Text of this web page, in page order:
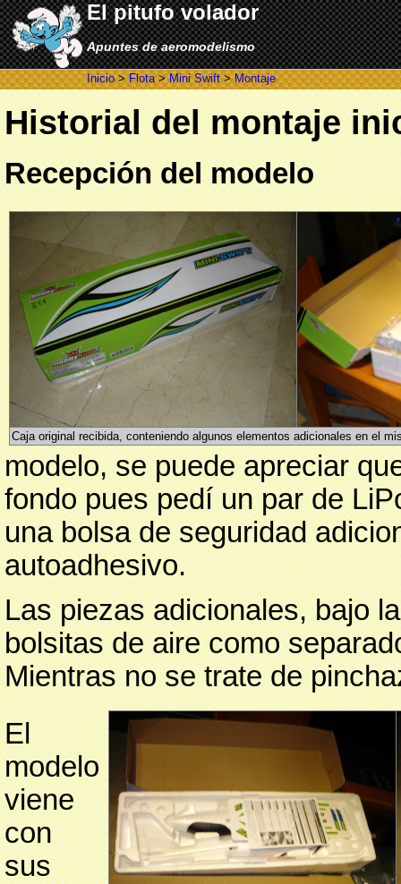
El pitufo volador
Apuntes de aeromodelismo
Inicio>Flota>Mini Swift>Montaje
Historial del montaje
Recepción del modelo
Caja original recibida, conteniendo algunos elementos adicionales en el
modelo, se puede apreciar
fondo pues pedí un par de
una bolsa de seguridad
autoadhesivo.
Las piezas adicionales, bajo
bolsitas de aire como
Mientras no se trate de
El
modelo
viene
con
sus